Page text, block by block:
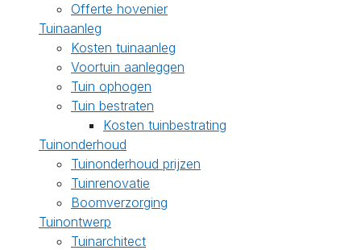
Offerte hovenier
Tuinaanleg
Kosten tuinaanleg
Voortuin aanleggen
Tuin ophogen
Tuin bestraten
Kosten tuinbestrating
Tuinonderhoud
Tuinonderhoud prijzen
Tuinrenovatie
Boomverzorging
Tuinontwerp
Tuinarchitect